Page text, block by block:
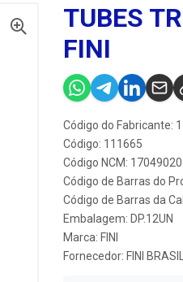
TUBES
FINI
Código do Fabricante:
Código: 111665
Código NCM: 17049020
Código de Barras do
Código de Barras da
Embalagem: DP.12UN
Marca: FINI
Fornecedor: FINI BRASIL